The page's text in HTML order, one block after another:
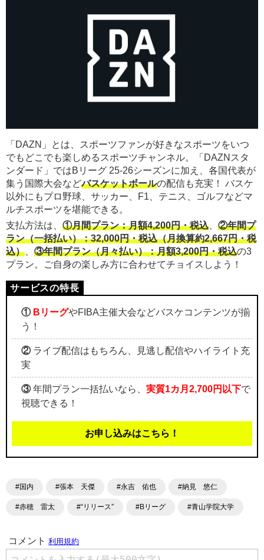
「DAZN」とは、スポーツファンが好きなスポーツをいつ
でもどこでも楽しめるスポーツチャンネル。「DAZNスタ
ンダード」ではBリーグ 25-26シーズンに加え、各国代表が
集う国際大会などバスケットボールの配信も充実！ バスケ
以外にもプロ野球、サッカー、F1、テニス、ゴルフなどマ
ルチスポーツを堪能できる。
支払方法は、 ①月間プラン：月額4,200円・税込、 ②年間プ
ラン（一括払い）：32,000円・税込（月換算約2,667円・税
込）、 ③年間プラン（月々払い）：月額3,200円・税込の3
プラン。ご自身の楽しみ方に合わせてチョイスしよう！
① BリーグやFIBA主催大会などバスケコンテンツが揃
う！
②ライブ配信はもちろん、見逃し配信やハイライト充
実
③年間プラン一括払いなら、 実質1カ月2,700円以下で
視聴できる！
お申し込みはこちら！
#国内 #張本 天傑 #永吉 佑也 #納見 悠仁
#赤穂 雷太 #“リリース” #Bリーグ #青山学院大学